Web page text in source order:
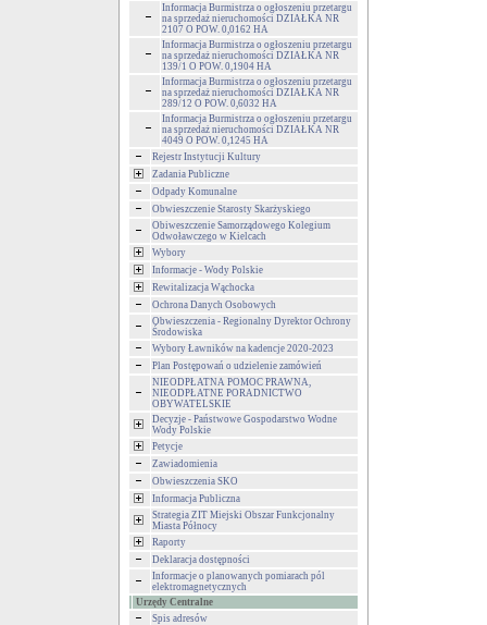
Informacja Burmistrza o ogłoszeniu przetargu
na sprzedaż nieruchomości DZIAŁKA NR
2107 O POW. 0,0162 HA
Informacja Burmistrza o ogłoszeniu przetargu
na sprzedaż nieruchomości DZIAŁKA NR
139/1 O POW. 0,1904 HA
Informacja Burmistrza o ogłoszeniu przetargu
na sprzedaż nieruchomości DZIAŁKA NR
289/12 O POW. 0,6032 HA
Informacja Burmistrza o ogłoszeniu przetargu
na sprzedaż nieruchomości DZIAŁKA NR
4049 O POW. 0,1245 HA
Rejestr Instytucji Kultury
Zadania Publiczne
Odpady Komunalne
Obwieszczenie Starosty Skarżyskiego
Obiweszczenie Samorządowego Kolegium
Odwoławczego w Kielcach
Wybory
Informacje - Wody Polskie
Rewitalizacja Wąchocka
Ochrona Danych Osobowych
Obwieszczenia - Regionalny Dyrektor Ochrony
Środowiska
Wybory Ławników na kadencje 2020-2023
Plan Postępowań o udzielenie zamówień
NIEODPŁATNA POMOC PRAWNA,
NIEODPŁATNE PORADNICTWO
OBYWATELSKIE
Decyzje - Państwowe Gospodarstwo Wodne
Wody Polskie
Petycje
Zawiadomienia
Obwieszczenia SKO
Informacja Publiczna
Strategia ZIT Miejski Obszar Funkcjonalny
Miasta Północy
Raporty
Deklaracja dostępności
Informacje o planowanych pomiarach pól
elektromagnetycznych
Urzędy Centralne
Spis adresów